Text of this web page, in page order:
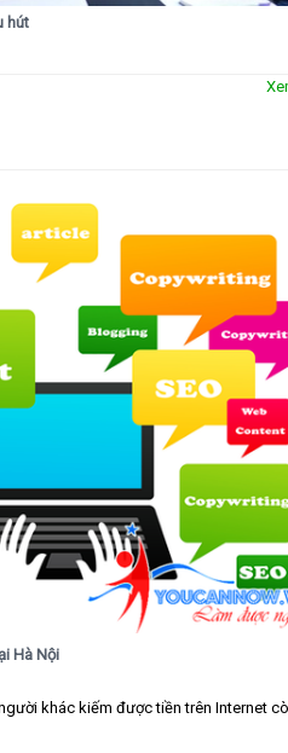
hút
Hà Nội
khác kiếm được tiền trên Internet